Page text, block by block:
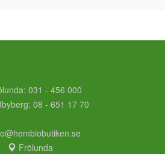
031 - 456 000
08 - 651 17 70
Frölunda